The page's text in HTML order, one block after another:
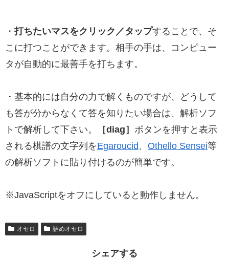
・打ちたいマスをクリック／タップすることで、そ
こに打つことができます。相手の手は、コンピュー
タが自動的に最善手を打ちます。
・基本的には自分の力で解くものですが、どうして
も答が分からなくて答を知りたい場合は、解析ソフ
トで解析して下さい。
［diag］ ボタンを押すと表示
される棋譜の文字列をEgaroucid、 Othello Sensei等
の解析ソフトに貼り付けるのが簡単です。
※JavaScriptをオフにしていると動作しません。
オセロ 詰めオセロ
シェアする